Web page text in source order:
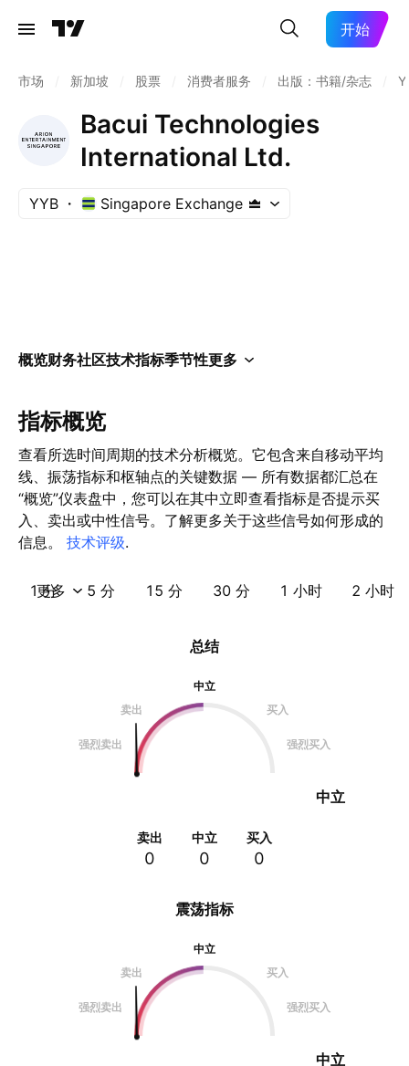
开始
市场 新加坡 股票 消费者服务 出版：书籍/杂志
Bacui Technologies
International Ltd.
YYB Singapore Exchange
概览财务社区技术指标季节性更多
指标概览
查看所选时间周期的技术分析概览。它包含来自移动平均
线、振荡指标和枢轴点的关键数据 — 所有数据都汇总在
“概览”仪表盘中，您可以在其中立即查看指标是否提示买
入、卖出或中性信号。了解更多关于这些信号如何形成的
信息。 技术评级.
1 分 5 分 15 分 30 分 1 小时 2 小时
更多
震荡指标
中立
卖出
买入
强烈卖出 强烈买入
中立
总结
中立
卖出
买入
强烈卖出 强烈买入
中立
卖出
0
中立
0
买入
0